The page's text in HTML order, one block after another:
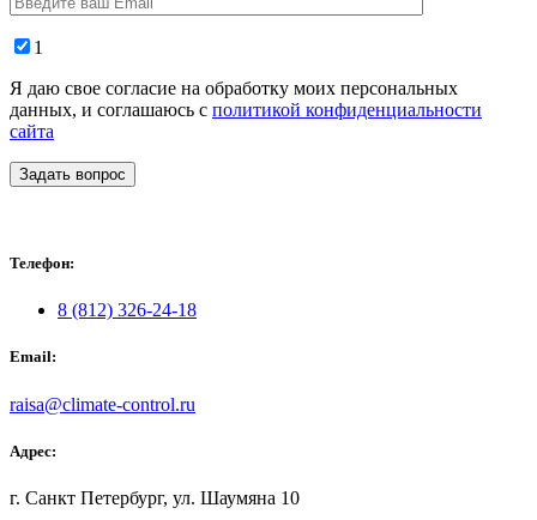
1
Я даю свое согласие на обработку моих персональных
данных, и соглашаюсь с политикой конфиденциальности
сайта
Задать вопрос
Телефон:
8 (812) 326-24-18
Email:
raisa@climate-control.ru
Адрес:
г. Санкт Петербург, ул. Шаумяна 10